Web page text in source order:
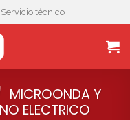
Servicio técnico
MICROONDA Y
ELECTRICO